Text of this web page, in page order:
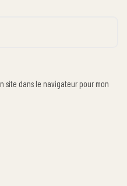
site dans le navigateur pour mon